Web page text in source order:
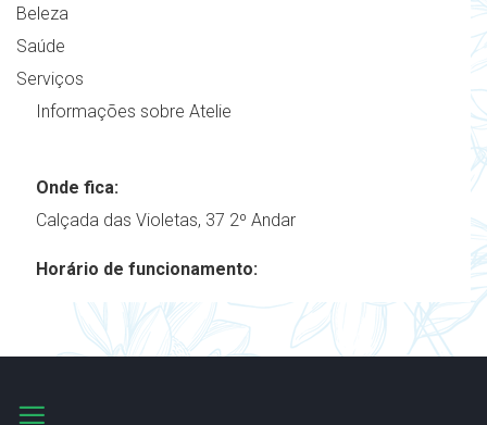
Beleza
Saúde
Serviços
Informações sobre Atelie
Onde fica:
Calçada das Violetas, 37 2º Andar
Horário de funcionamento: